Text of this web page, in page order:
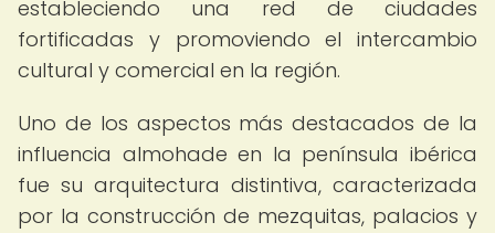
estableciendo una red de ciudades
fortificadas y promoviendo el intercambio
cultural y comercial en la región.
Uno de los aspectos más destacados de la
influencia almohade en la península ibérica
fue su arquitectura distintiva, caracterizada
por la construcción de mezquitas, palacios y